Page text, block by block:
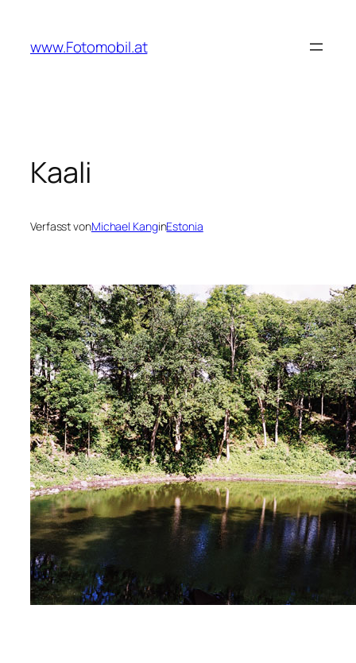
springen
www.Fotomobil.at
Kaali
Verfasst vonMichael KanginEstonia